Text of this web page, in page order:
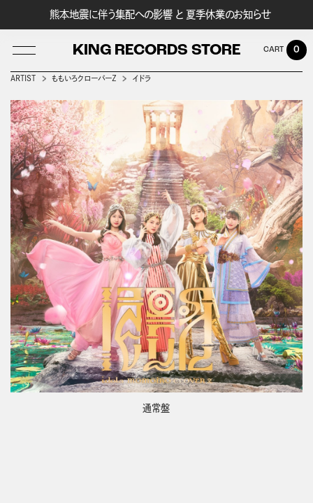
熊本地震に伴う集配への影響 と 夏季休業のお知らせ
KING RECORDS STORE
LOG IN
0
ARTIST ももいろクローバーＺ イドラ
通常盤